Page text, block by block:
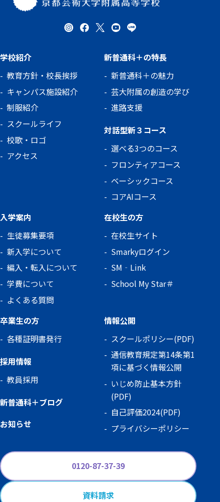
学校紹介
教育方針・校長挨拶
キャンパス施設紹介
制服紹介
スクールライフ
校歌・ロゴ
アクセス
新普通科＋の特長
新普通科＋の魅力
芸大附属の創造の学び
進路支援
対話型新３コース
選べる3つのコース
フロンティアコース
ベーシックコース
コアAIコース
入学案内
生徒募集要項
新入学について
編入・転入について
学費について
よくある質問
在校生の方
在校生サイト
Smarkyログイン
SM‐Link
School My Star＃
卒業生の方
各種証明書発行
採用情報
教員採用
新普通科＋ブログ
お知らせ
情報公開
スクールポリシー(PDF)
通信教育規定第14条第1
項に基づく情報公開
いじめ防止基本方針
(PDF)
自己評価2024(PDF)
プライバシーポリシー
0120-87-37-39
資料請求